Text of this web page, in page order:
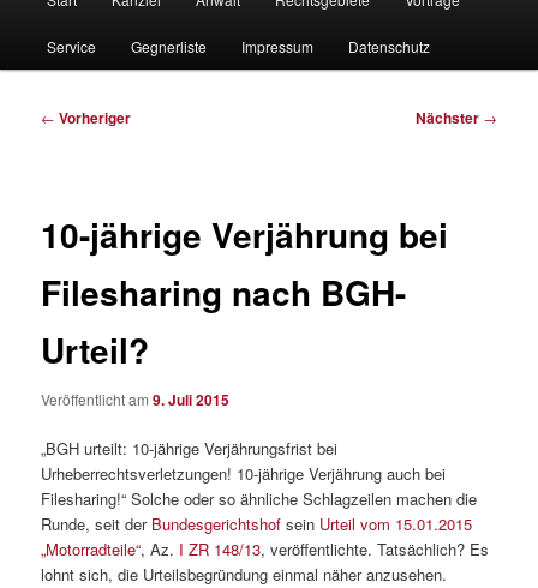
Service Gegnerliste Impressum Datenschutz
Beitragsnavigation
← Vorheriger Nächster →
10-jährige Verjährung bei
Filesharing nach BGH-
Urteil?
Veröffentlicht am9. Juli 2015
„BGH urteilt: 10-jährige Verjährungsfrist bei
Urheberrechtsverletzungen! 10-jährige Verjährung auch bei
Filesharing!“ Solche oder so ähnliche Schlagzeilen machen die
Runde, seit der Bundesgerichtshof sein Urteil vom 15.01.2015
„Motorradteile“, Az. I ZR 148/13, veröffentlichte. Tatsächlich? Es
lohnt sich, die Urteilsbegründung einmal näher anzusehen.